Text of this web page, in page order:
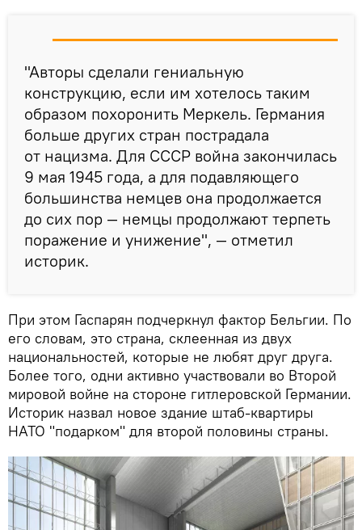
"Авторы сделали гениальную
конструкцию, если им хотелось таким
образом похоронить Меркель. Германия
больше других стран пострадала
от нацизма. Для СССР война закончилась
9 мая 1945 года, а для подавляющего
большинства немцев она продолжается
до сих пор — немцы продолжают терпеть
поражение и унижение", — отметил
историк.
При этом Гаспарян подчеркнул фактор Бельгии. По
его словам, это страна, склеенная из двух
национальностей, которые не любят друг друга.
Более того, одни активно участвовали во Второй
мировой войне на стороне гитлеровской Германии.
Историк назвал новое здание штаб-квартиры
НАТО "подарком" для второй половины страны.